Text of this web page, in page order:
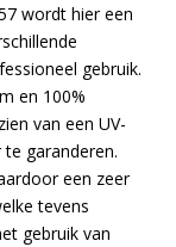
wordt hier een
gebruik.
en 100%
van een UV-
garanderen.
een zeer
tevens
gebruik van